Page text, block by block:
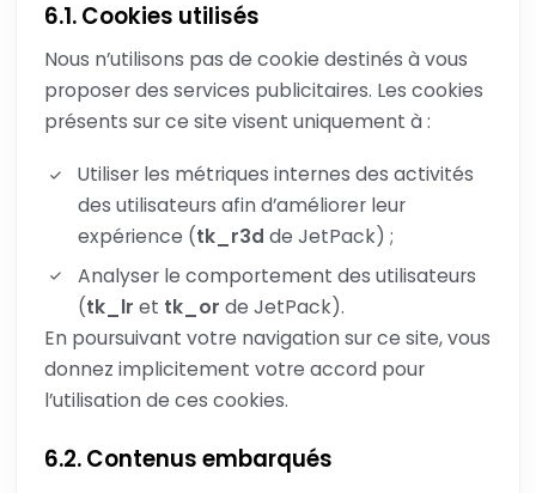
6.1. Cookies utilisés
Nous n’utilisons pas de cookie destinés à vous
proposer des services publicitaires. Les cookies
présents sur ce site visent uniquement à :
Utiliser les métriques internes des activités
des utilisateurs afin d’améliorer leur
expérience (tk_r3d de JetPack) ;
Analyser le comportement des utilisateurs
(tk_lr et tk_or de JetPack).
En poursuivant votre navigation sur ce site, vous
donnez implicitement votre accord pour
l’utilisation de ces cookies.
6.2. Contenus embarqués